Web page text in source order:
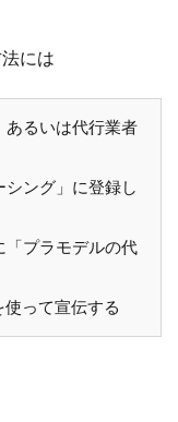
には
あるいは代行業者
ング」に登録し
「プラモデルの代
って宣伝する